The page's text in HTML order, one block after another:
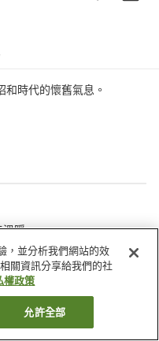
時代的懷舊氣息。
溫暖
用客廳
Charinko
，並分析我們網站的效
關資訊分享給我們的社
權政策
允許全部